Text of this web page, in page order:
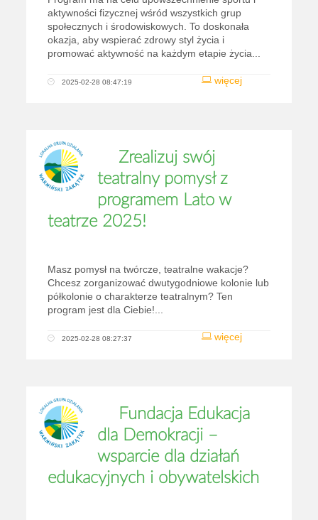
aktywności fizycznej wśród wszystkich grup
społecznych i środowiskowych. To doskonała
okazja, aby wspierać zdrowy styl życia i
promować aktywność na każdym etapie życia...
więcej
2025-02-28 08:47:19
Zrealizuj swój
teatralny pomysł z
programem Lato w
teatrze 2025!
Masz pomysł na twórcze, teatralne wakacje?
Chcesz zorganizować dwutygodniowe kolonie lub
półkolonie o charakterze teatralnym? Ten
program jest dla Ciebie!...
więcej
2025-02-28 08:27:37
​Fundacja Edukacja
dla Demokracji –
wsparcie dla działań
edukacyjnych i obywatelskich